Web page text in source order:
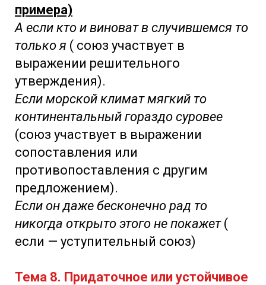
примера)
А если кто и виноват в случившемся то
только я ( союз участвует в
выражении решительного
утверждения).
Если морской климат мягкий то
континентальный гораздо суровее
(союз участвует в выражении
сопоставления или
противопоставления с другим
предложением).
Если он даже бесконечно рад то
никогда открыто этого не покажет(
если — уступительный союз)
Тема 8. Придаточное или устойчивое